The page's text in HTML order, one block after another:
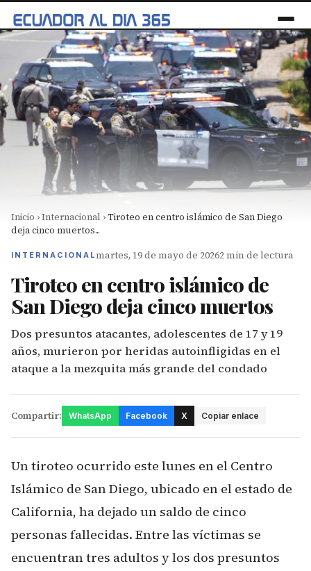
Inicio ›Internacional ›Tiroteo en centro islámico de San Diego
deja cinco muertos...
INTERNACIONALmartes, 19 de mayo de 20262 min de lectura
Tiroteo en centro islámico de
San Diego deja cinco muertos
Dos presuntos atacantes, adolescentes de 17 y 19
años, murieron por heridas autoinfligidas en el
ataque a la mezquita más grande del condado
Compartir: WhatsApp Facebook X Copiar enlace
Un tiroteo ocurrido este lunes en el Centro
Islámico de San Diego, ubicado en el estado de
California, ha dejado un saldo de cinco
personas fallecidas. Entre las víctimas se
encuentran tres adultos y los dos presuntos